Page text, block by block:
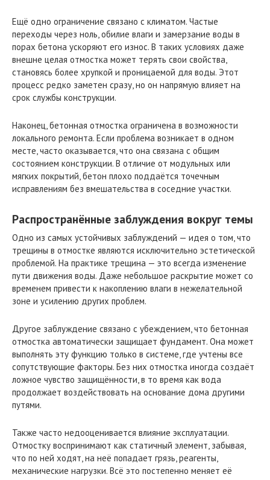
Ещё одно ограничение связано с климатом. Частые
переходы через ноль, обилие влаги и замерзание воды в
порах бетона ускоряют его износ. В таких условиях даже
внешне целая отмостка может терять свои свойства,
становясь более хрупкой и проницаемой для воды. Этот
процесс редко заметен сразу, но он напрямую влияет на
срок службы конструкции.
Наконец, бетонная отмостка ограничена в возможности
локального ремонта. Если проблема возникает в одном
месте, часто оказывается, что она связана с общим
состоянием конструкции. В отличие от модульных или
мягких покрытий, бетон плохо поддаётся точечным
исправлениям без вмешательства в соседние участки.
Распространённые заблуждения вокруг темы
Одно из самых устойчивых заблуждений — идея о том, что
трещины в отмостке являются исключительно эстетической
проблемой. На практике трещина — это всегда изменение
пути движения воды. Даже небольшое раскрытие может со
временем привести к накоплению влаги в нежелательной
зоне и усилению других проблем.
Другое заблуждение связано с убеждением, что бетонная
отмостка автоматически защищает фундамент. Она может
выполнять эту функцию только в системе, где учтены все
сопутствующие факторы. Без них отмостка иногда создаёт
ложное чувство защищённости, в то время как вода
продолжает воздействовать на основание дома другими
путями.
Также часто недооценивается влияние эксплуатации.
Отмостку воспринимают как статичный элемент, забывая,
что по ней ходят, на неё попадает грязь, реагенты,
механические нагрузки. Всё это постепенно меняет её